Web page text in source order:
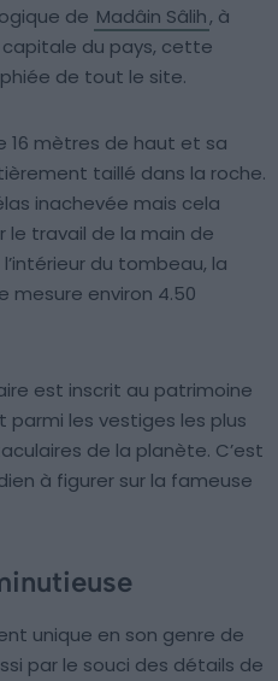
de Madâin Sâlih, à
capitale du pays, cette
de tout le site.
16 mètres de haut et sa
taillé dans la roche.
inachevée mais cela
le travail de la main de
du tombeau, la
mesure environ 4.50
est inscrit au patrimoine
parmi les vestiges les plus
de la planète. C’est
à figurer sur la fameuse
unique en son genre de
par le souci des détails de